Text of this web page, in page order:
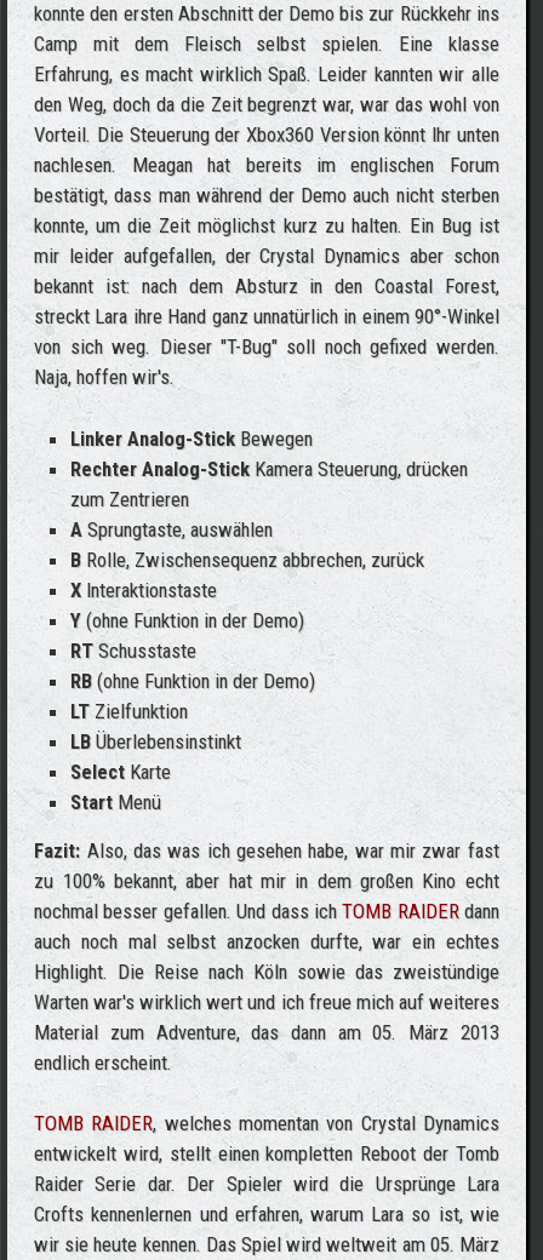
konnte den ersten Abschnitt der Demo bis zur Rückkehr ins
Camp mit dem Fleisch selbst spielen. Eine klasse
Erfahrung, es macht wirklich Spaß. Leider kannten wir alle
den Weg, doch da die Zeit begrenzt war, war das wohl von
Vorteil. Die Steuerung der Xbox360 Version könnt Ihr unten
nachlesen. Meagan hat bereits im englischen Forum
bestätigt, dass man während der Demo auch nicht sterben
konnte, um die Zeit möglichst kurz zu halten. Ein Bug ist
mir leider aufgefallen, der Crystal Dynamics aber schon
bekannt ist: nach dem Absturz in den Coastal Forest,
streckt Lara ihre Hand ganz unnatürlich in einem 90°-Winkel
von sich weg. Dieser "T-Bug" soll noch gefixed werden.
Naja, hoffen wir's.
Linker Analog-StickBewegen
Rechter Analog-StickKamera Steuerung, drücken
zum Zentrieren
A Sprungtaste, auswählen
B Rolle, Zwischensequenz abbrechen, zurück
XInteraktionstaste
Y (ohne Funktion in der Demo)
RTSchusstaste
RB (ohne Funktion in der Demo)
LT Zielfunktion
LB Überlebensinstinkt
SelectKarte
Start Menü
Fazit: Also, das was ich gesehen habe, war mir zwar fast
zu 100% bekannt, aber hat mir in dem großen Kino echt
nochmal besser gefallen. Und dass ichTOMB RAIDERdann
auch noch mal selbst anzocken durfte, war ein echtes
Highlight. Die Reise nach Köln sowie das zweistündige
Warten war's wirklich wert und ich freue mich auf weiteres
Material zum Adventure, das dann am 05. März 2013
endlich erscheint.
TOMB RAIDER, welches momentan von Crystal Dynamics
entwickelt wird, stellt einen kompletten Reboot der Tomb
Raider Serie dar. Der Spieler wird die Ursprünge Lara
Crofts kennenlernen und erfahren, warum Lara so ist, wie
wir sie heute kennen. Das Spiel wird weltweit am 05. März